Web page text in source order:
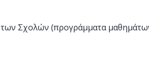
Σχολών (προγράμματα